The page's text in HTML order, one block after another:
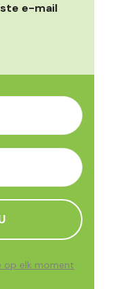
e-mail
op elk moment